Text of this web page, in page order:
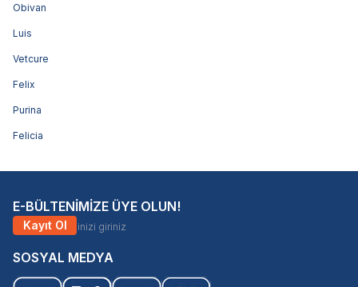
Obivan
Luis
Vetcure
Felix
Purina
Felicia
E-BÜLTENİMİZE ÜYE OLUN!
Kayıt Ol
SOSYAL MEDYA